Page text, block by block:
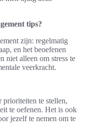
tips?
zijn: regelmatig
en het beoefenen
niet alleen om stress te
veerkracht.
prioriteiten te stellen,
te oefenen. Het is ook
jezelf te nemen om te